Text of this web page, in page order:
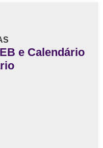
e Calendário